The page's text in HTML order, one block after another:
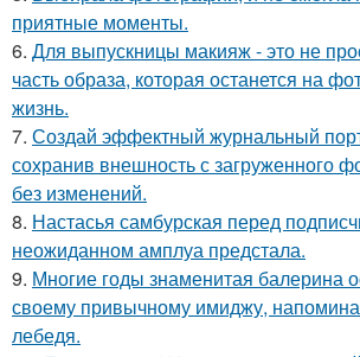
приятные моменты.
6. Для выпускницы макияж - это не
часть образа, которая останется на
жизнь.
7. Создай эффектный журнальный
сохранив внешность с загруженного
без изменений.
8. Настасья самбурская перед
неожиданном амплуа предстала.
9. Многие годы знаменитая балерина
своему привычному имиджу,
лебедя.